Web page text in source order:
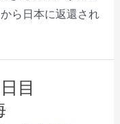
ら日本に返還され
目